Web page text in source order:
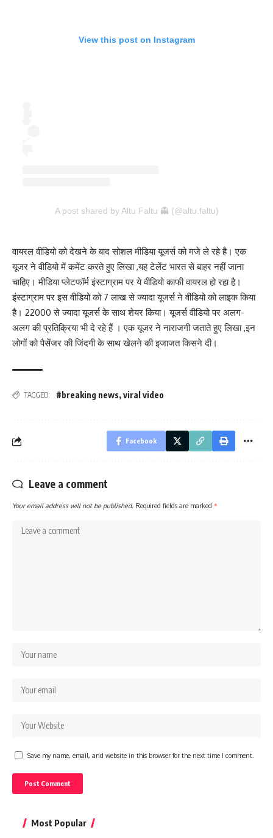
View this post on Instagram
A post shared by Altu Faltu 👻 (@altu.faltu)
वायरल वीडियो को देखने के बाद सोशल मीडिया यूजर्स को मजे ले रहे है। एक
यूजर ने वीडियो में कमेंट करते हुए लिखा ,यह टेलेंट भारत से बाहर नहीं जाना
चाहिए। मीडिया प्लेटफॉर्म इंस्टाग्राम पर ये वीडियो काफी वायरल हो रहा है।
इंस्टाग्राम पर इस वीडियो को 7 लाख से ज्यादा यूजर्स ने वीडियो को लाइक किया
है। 22000 से ज्यादा यूजर्स के साथ शेयर किया। यूजर्स वीडियो पर अलग-
अलग की प्रतिक्रिया भी दे रहे हैं । एक यूजर ने नाराजगी जताते हुए लिखा ,इन
लोगों को पैसेंजर की जिंदगी के साथ खेलने की इजाजत किसने दी।
TAGGED: #breaking news, viral video
Facebook
Leave a comment
Your email address will not be published. Required fields are marked *
Save my name, email, and website in this browser for the next time I comment.
Most Popular